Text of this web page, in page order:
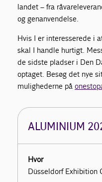
landet – fra
og genanvendelse.
Hvis I er interesserede i
skal I handle hurtigt.
de sidste pladser i Den
optaget. Besøg det nye
mulighederne på
ALUMINIUM
Hvor
Düsseldorf Exhibition